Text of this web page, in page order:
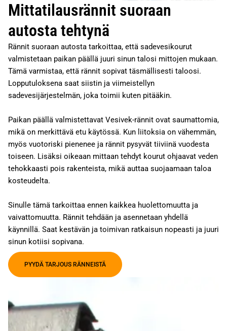
Mittatilausrännit suoraan
autosta tehtynä
Rännit suoraan autosta tarkoittaa, että sadevesikourut
valmistetaan paikan päällä juuri sinun talosi mittojen mukaan.
Tämä varmistaa, että rännit sopivat täsmällisesti taloosi.
Lopputuloksena saat siistin ja viimeistellyn
sadevesijärjestelmän, joka toimii kuten pitääkin.
Paikan päällä valmistettavat Vesivek-rännit ovat saumattomia,
mikä on merkittävä etu käytössä. Kun liitoksia on vähemmän,
myös vuotoriski pienenee ja rännit pysyvät tiiviinä vuodesta
toiseen. Lisäksi oikeaan mittaan tehdyt kourut ohjaavat veden
tehokkaasti pois rakenteista, mikä auttaa suojaamaan taloa
kosteudelta.
Sinulle tämä tarkoittaa ennen kaikkea huolettomuutta ja
vaivattomuutta. Rännit tehdään ja asennetaan yhdellä
käynnillä. Saat kestävän ja toimivan ratkaisun nopeasti ja juuri
sinun kotiisi sopivana.
PYYDÄ TARJOUS RÄNNEISTÄ